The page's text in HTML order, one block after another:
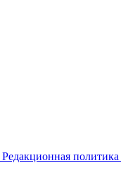
Редакционная политика